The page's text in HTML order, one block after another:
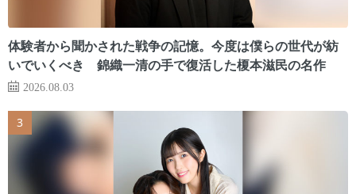
体験者から聞かされた戦争の記憶。今度は僕らの世代が紡
いでいくべき 錦織一清の手で復活した榎本滋民の名作
2026.08.03